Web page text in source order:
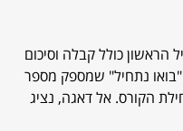
הראשון כולל קבלה וסיכום
נתחיל" שמספק מספר
הקורס. אל דאגה, נציג